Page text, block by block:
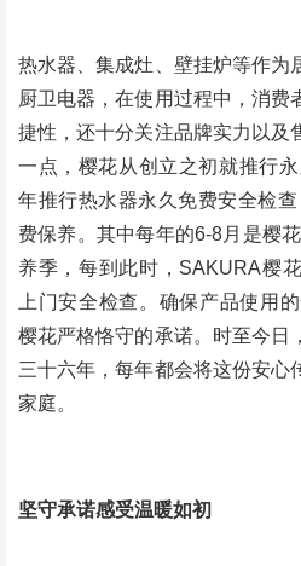
热水器、集成灶、壁挂炉等作为
厨卫电器，在使用过程中，消费
捷性，还十分关注品牌实力以及
一点，樱花从创立之初就推行
年推行热水器永久免费安全检
费保养。其中每年的6-8月是樱
养季，每到此时，SAKURA樱
上门安全检查。确保产品使用
樱花严格恪守的承诺。时至今日
三十六年，每年都会将这份安心
家庭。
坚守承诺感受温暖如初